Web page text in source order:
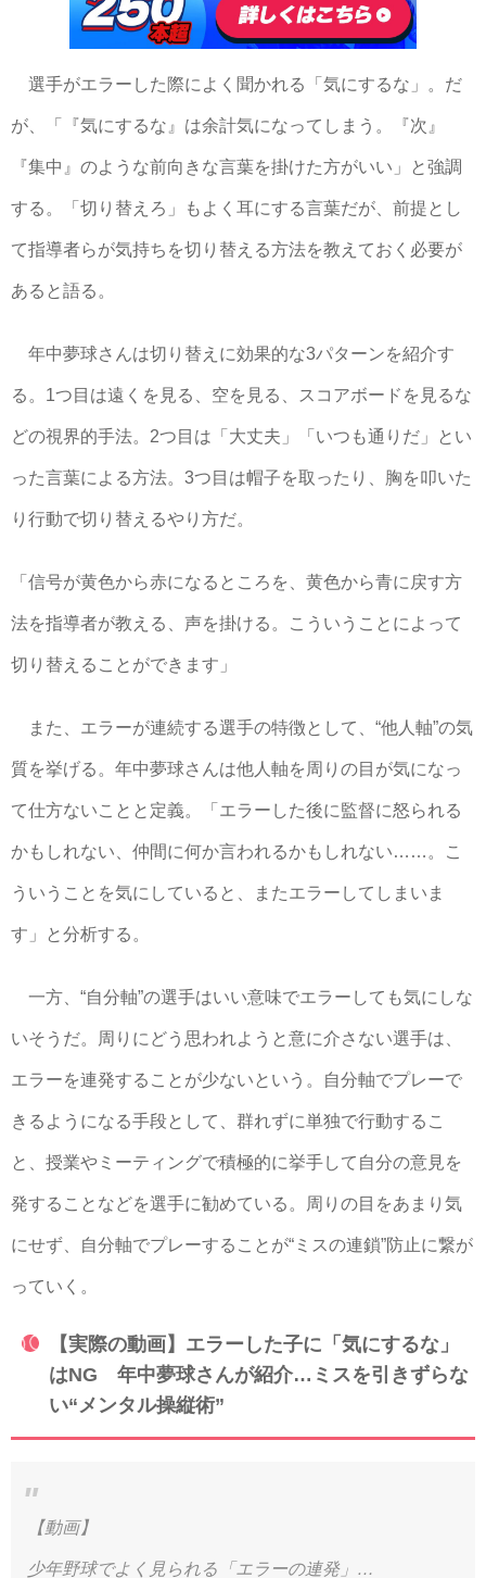
選手がエラーした際によく聞かれる「気にするな」。だ
が、「『気にするな』は余計気になってしまう。『次』
『集中』のような前向きな言葉を掛けた方がいい」と強調
する。「切り替えろ」もよく耳にする言葉だが、前提とし
て指導者らが気持ちを切り替える方法を教えておく必要が
あると語る。
年中夢球さんは切り替えに効果的な3パターンを紹介す
る。1つ目は遠くを見る、空を見る、スコアボードを見るな
どの視界的手法。2つ目は「大丈夫」「いつも通りだ」とい
った言葉による方法。3つ目は帽子を取ったり、胸を叩いた
り行動で切り替えるやり方だ。
「信号が黄色から赤になるところを、黄色から青に戻す方
法を指導者が教える、声を掛ける。こういうことによって
切り替えることができます」
また、エラーが連続する選手の特徴として、“他人軸”の気
質を挙げる。年中夢球さんは他人軸を周りの目が気になっ
て仕方ないことと定義。「エラーした後に監督に怒られる
かもしれない、仲間に何か言われるかもしれない……。こ
ういうことを気にしていると、またエラーしてしまいま
す」と分析する。
一方、“自分軸”の選手はいい意味でエラーしても気にしな
いそうだ。周りにどう思われようと意に介さない選手は、
エラーを連発することが少ないという。自分軸でプレーで
きるようになる手段として、群れずに単独で行動するこ
と、授業やミーティングで積極的に挙手して自分の意見を
発することなどを選手に勧めている。周りの目をあまり気
にせず、自分軸でプレーすることが“ミスの連鎖”防止に繋が
っていく。
【実際の動画】エラーした子に「気にするな」
はNG 年中夢球さんが紹介…ミスを引きずらな
い“メンタル操縦術”
【動画】
少年野球でよく見られる「エラーの連発」…